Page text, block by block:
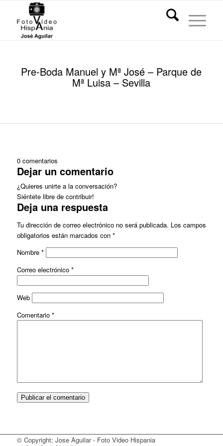
Pre-Boda Manuel y Mª José – Parque de
Mª Luisa – Sevilla
0 comentarios
Dejar un comentario
¿Quieres unirte a la conversación?
Siéntete libre de contribuir!
Deja una respuesta
Tu dirección de correo electrónico no será publicada. Los campos
obligatorios están marcados con *
Nombre *
Correo electrónico *
Web
Comentario *
© Copyright: Jose Aguilar - Foto Video Hispania